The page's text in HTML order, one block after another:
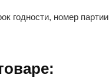
годности, номер